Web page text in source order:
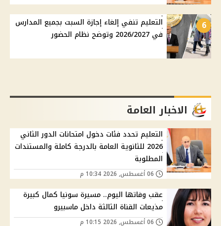
6
التعليم تنفي إلغاء إجازة السبت بجميع المدارس
في 2026/2027 وتوضح نظام الحضور
الاخبار العامة
التعليم تحدد فئات دخول امتحانات الدور الثاني
2026 للثانوية العامة بالدرجة كاملة والمستندات
المطلوبة
عقب وفاتها اليوم.. مسيرة سونيا كمال كبيرة
مذيعات القناة الثالثة داخل ماسبيرو